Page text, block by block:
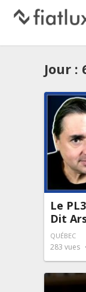
Jour :
Le
Dit
QUÉBEC
283 vues